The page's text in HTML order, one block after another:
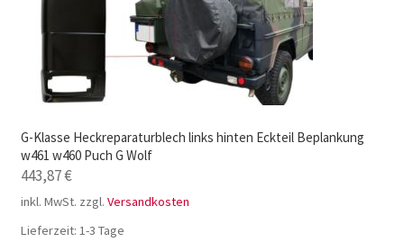
G-Klasse Heckreparaturblech links hinten Eckteil Beplankung
w461 w460 Puch G Wolf
443,87€
inkl. MwSt. zzgl. Versandkosten
Lieferzeit: 1-3 Tage